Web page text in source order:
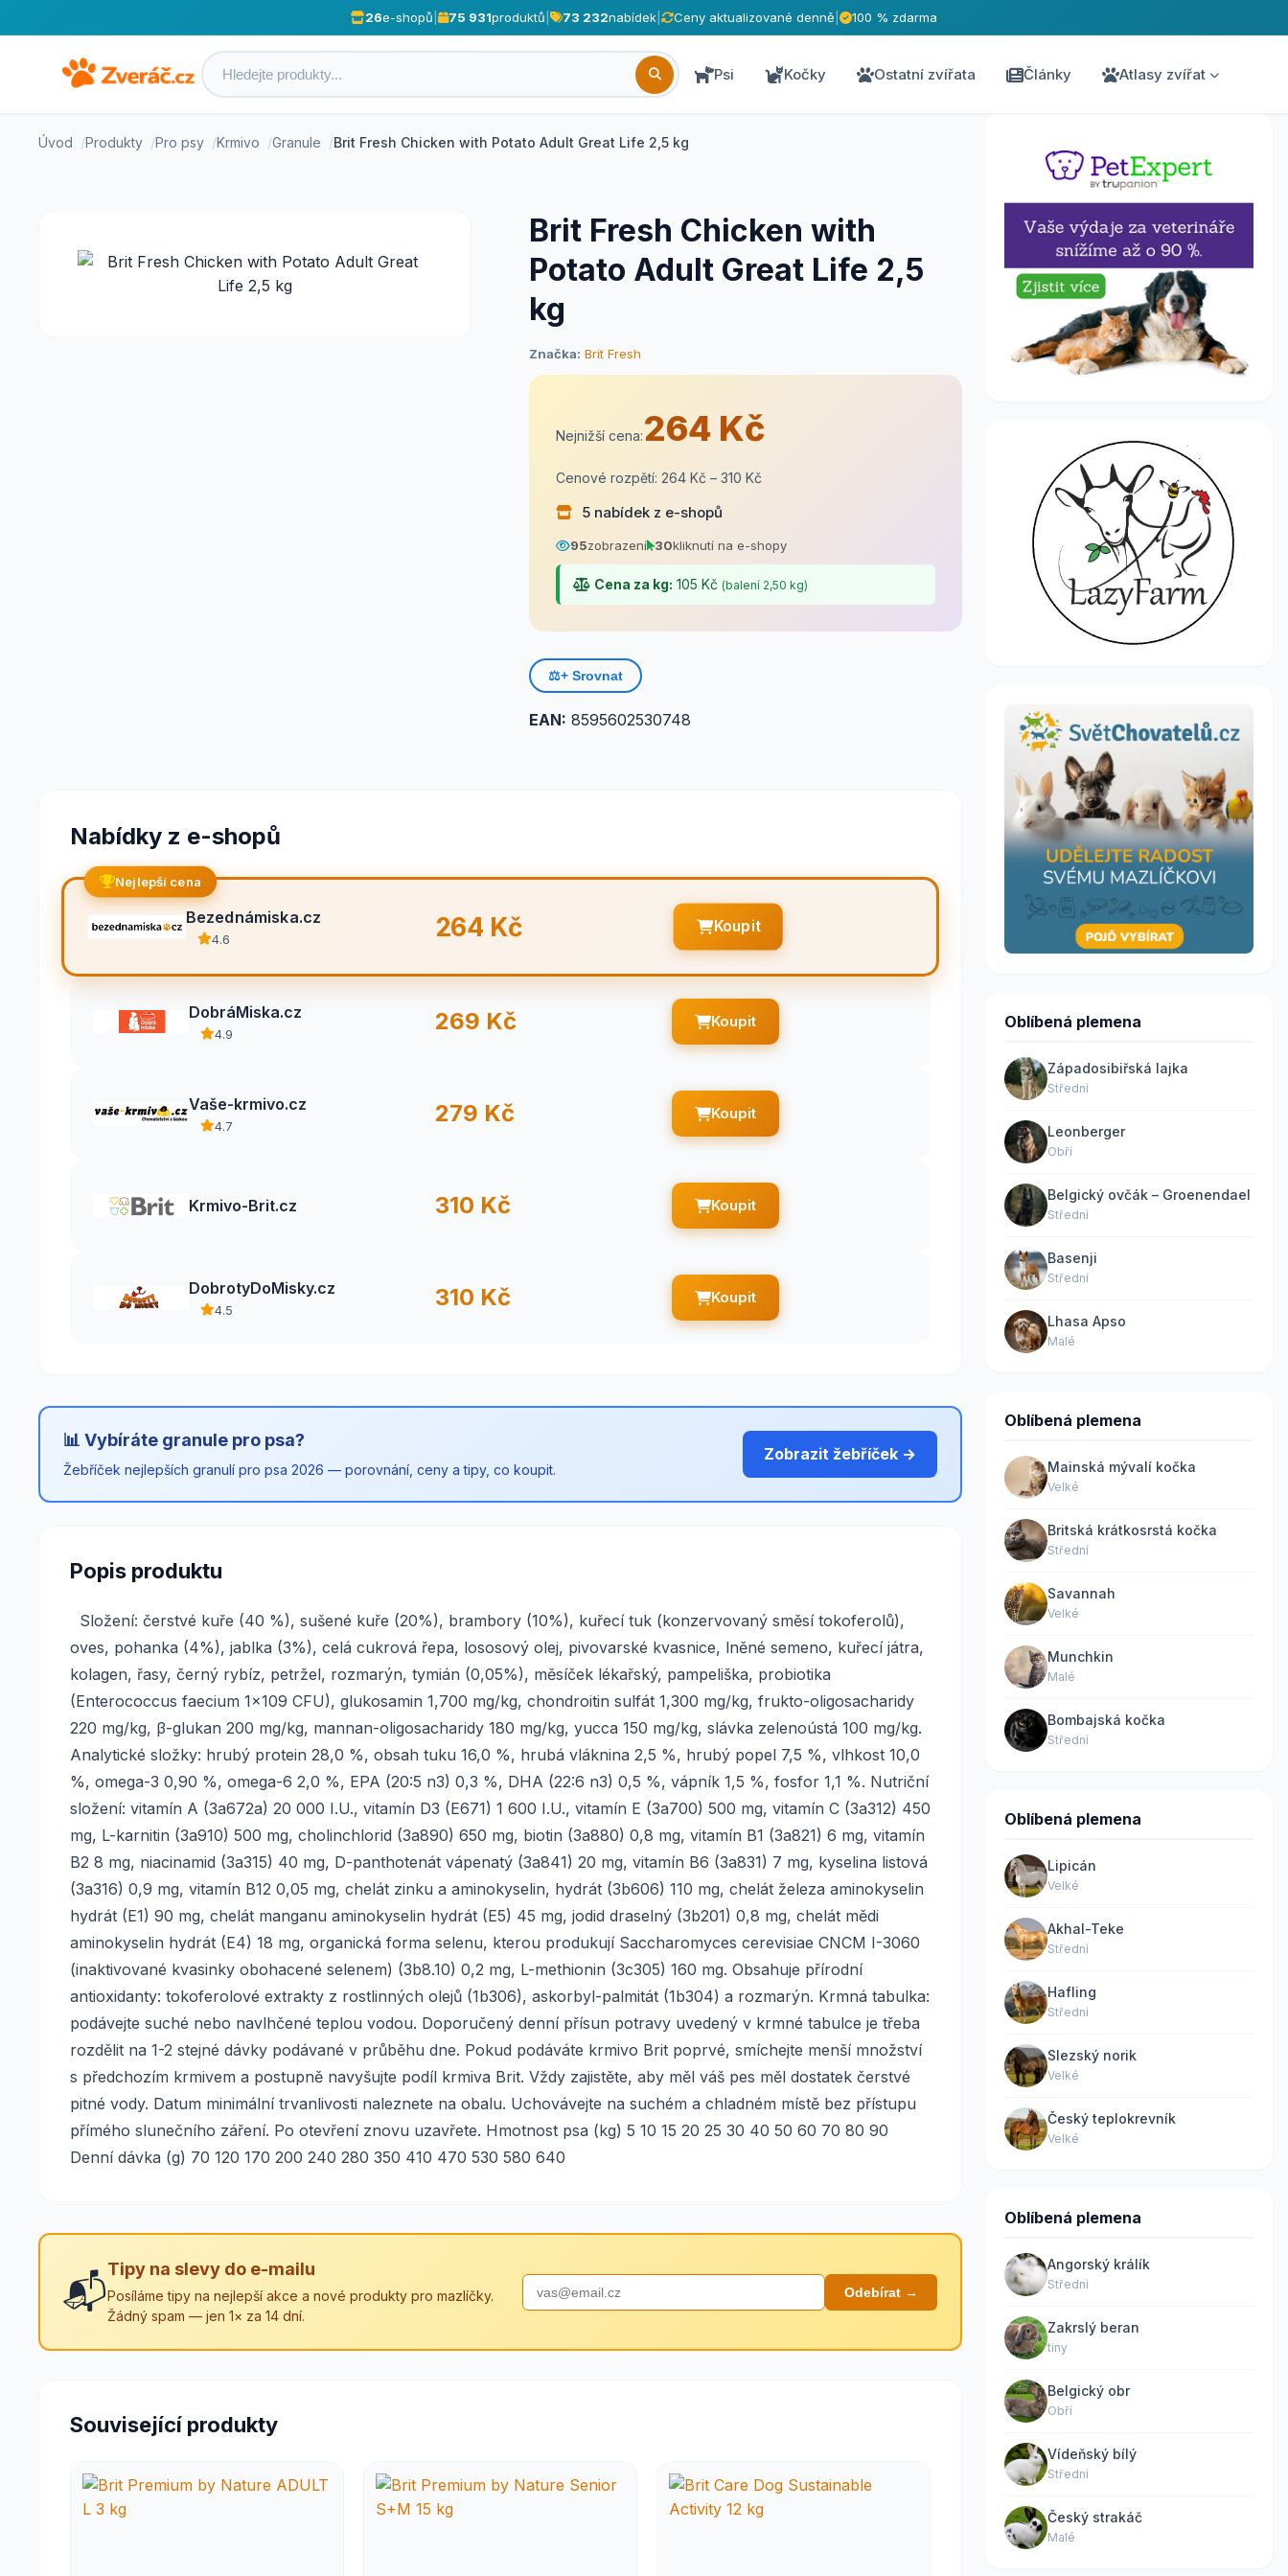
26e-shopů 75 931produktů 73 232nabídek Ceny aktualizované denně 100 % zdarma
Psi Kočky Ostatní zvířata Články Atlasy zvířat
Úvod Produkty Pro psy Krmivo Granule Brit Fresh Chicken with Potato Adult Great Life 2,5 kg
Brit Fresh Chicken with
Potato Adult Great Life 2,5
kg
Značka: Brit Fresh
Nejnižší cena:264 Kč
Cenové rozpětí: 264 Kč – 310 Kč
5 nabídek z e-shopů
95zobrazení 30kliknutí na e-shopy
Cena za kg: 105 Kč (balení 2,50 kg)
⚖️+ Srovnat
EAN: 8595602530748
Nabídky z e-shopů
Nejlepší cena
Bezednámiska.cz
4.6 264 Kč Koupit
DobráMiska.cz
4.9 269 Kč Koupit
Vaše-krmivo.cz
4.7 279 Kč Koupit
Krmivo-Brit.cz 310 Kč Koupit
DobrotyDoMisky.cz
4.5 310 Kč Koupit
📊 Vybíráte granule pro psa?
Žebříček nejlepších granulí pro psa 2026 — porovnání, ceny a tipy, co koupit.
Zobrazit žebříček →
Popis produktu
Složení: čerstvé kuře (40 %), sušené kuře (20%), brambory (10%), kuřecí tuk (konzervovaný směsí tokoferolů),
oves, pohanka (4%), jablka (3%), celá cukrová řepa, lososový olej, pivovarské kvasnice, lněné semeno, kuřecí játra,
kolagen, řasy, černý rybíz, petržel, rozmarýn, tymián (0,05%), měsíček lékařský, pampeliška, probiotika
(Enterococcus faecium 1x109 CFU), glukosamin 1,700 mg/kg, chondroitin sulfát 1,300 mg/kg, frukto-oligosacharidy
220 mg/kg, β-glukan 200 mg/kg, mannan-oligosacharidy 180 mg/kg, yucca 150 mg/kg, slávka zelenoústá 100 mg/kg.
Analytické složky: hrubý protein 28,0 %, obsah tuku 16,0 %, hrubá vláknina 2,5 %, hrubý popel 7,5 %, vlhkost 10,0
%, omega-3 0,90 %, omega-6 2,0 %, EPA (20:5 n3) 0,3 %, DHA (22:6 n3) 0,5 %, vápník 1,5 %, fosfor 1,1 %. Nutriční
složení: vitamín A (3a672a) 20 000 I.U., vitamín D3 (E671) 1 600 I.U., vitamín E (3a700) 500 mg, vitamín C (3a312) 450
mg, L-karnitin (3a910) 500 mg, cholinchlorid (3a890) 650 mg, biotin (3a880) 0,8 mg, vitamín B1 (3a821) 6 mg, vitamín
B2 8 mg, niacinamid (3a315) 40 mg, D-panthotenát vápenatý (3a841) 20 mg, vitamín B6 (3a831) 7 mg, kyselina listová
(3a316) 0,9 mg, vitamín B12 0,05 mg, chelát zinku a aminokyselin, hydrát (3b606) 110 mg, chelát železa aminokyselin
hydrát (E1) 90 mg, chelát manganu aminokyselin hydrát (E5) 45 mg, jodid draselný (3b201) 0,8 mg, chelát mědi
aminokyselin hydrát (E4) 18 mg, organická forma selenu, kterou produkují Saccharomyces cerevisiae CNCM I-3060
(inaktivované kvasinky obohacené selenem) (3b8.10) 0,2 mg, L-methionin (3c305) 160 mg. Obsahuje přírodní
antioxidanty: tokoferolové extrakty z rostlinných olejů (1b306), askorbyl-palmitát (1b304) a rozmarýn. Krmná tabulka:
podávejte suché nebo navlhčené teplou vodou. Doporučený denní přísun potravy uvedený v krmné tabulce je třeba
rozdělit na 1-2 stejné dávky podávané v průběhu dne. Pokud podáváte krmivo Brit poprvé, smíchejte menší množství
s předchozím krmivem a postupně navyšujte podíl krmiva Brit. Vždy zajistěte, aby měl váš pes měl dostatek čerstvé
pitné vody. Datum minimální trvanlivosti naleznete na obalu. Uchovávejte na suchém a chladném místě bez přístupu
přímého slunečního záření. Po otevření znovu uzavřete. Hmotnost psa (kg) 5 10 15 20 25 30 40 50 60 70 80 90
Denní dávka (g) 70 120 170 200 240 280 350 410 470 530 580 640
📬
Tipy na slevy do e-mailu
Posíláme tipy na nejlepší akce a nové produkty pro mazlíčky.
Žádný spam — jen 1× za 14 dní.
Odebírat →
Související produkty
Oblíbená plemena
Západosibiřská lajka
Střední
Leonberger
Obří
Belgický ovčák – Groenendael
Střední
Basenji
Střední
Lhasa Apso
Malé
Oblíbená plemena
Mainská mývalí kočka
Velké
Britská krátkosrstá kočka
Střední
Savannah
Velké
Munchkin
Malé
Bombajská kočka
Střední
Oblíbená plemena
Lipicán
Velké
Akhal-Teke
Střední
Hafling
Střední
Slezský norik
Velké
Český teplokrevník
Velké
Oblíbená plemena
Angorský králík
Střední
Zakrslý beran
tiny
Belgický obr
Obří
Vídeňský bílý
Střední
Český strakáč
Malé